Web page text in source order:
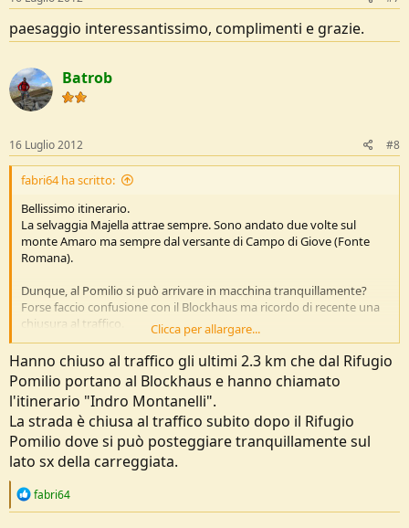
paesaggio interessantissimo, complimenti e grazie.
Batrob
16 Luglio 2012 #8
fabri64 ha scritto:
Bellissimo itinerario.
La selvaggia Majella attrae sempre. Sono andato due volte sul
monte Amaro ma sempre dal versante di Campo di Giove (Fonte
Romana).
Dunque, al Pomilio si può arrivare in macchina tranquillamente?
Forse faccio confusione con il Blockhaus ma ricordo di recente una
chiusura al traffico.
Te lo chiedo perche in autunno vorremmo fare il monte Acquaviva
partendo dal Pomilio. Grazie!
Ciao
Fabrizio
Clicca per allargare...
Hanno chiuso al traffico gli ultimi 2.3 km che dal Rifugio
Pomilio portano al Blockhaus e hanno chiamato
l'itinerario "Indro Montanelli".
La strada è chiusa al traffico subito dopo il Rifugio
Pomilio dove si può posteggiare tranquillamente sul
lato sx della carreggiata.
R
fabri64